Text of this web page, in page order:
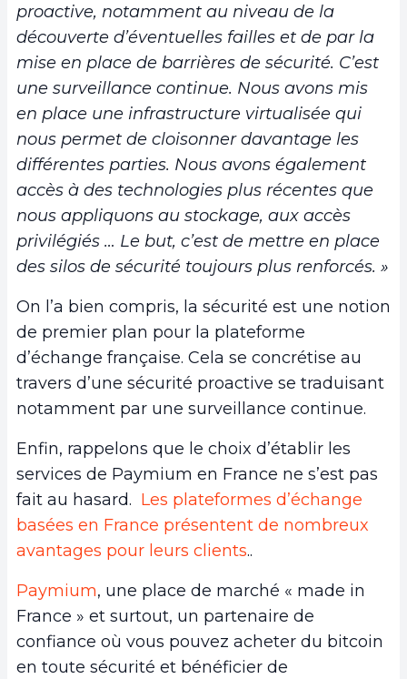
proactive, notamment au niveau de la
découverte d’éventuelles failles et de par la
mise en place de barrières de sécurité. C’est
une surveillance continue. Nous avons mis
en place une infrastructure virtualisée qui
nous permet de cloisonner davantage les
différentes parties. Nous avons également
accès à des technologies plus récentes que
nous appliquons au stockage, aux accès
privilégiés … Le but, c’est de mettre en place
des silos de sécurité toujours plus renforcés. »
On l’a bien compris, la sécurité est une notion
de premier plan pour la plateforme
d’échange française. Cela se concrétise au
travers d’une sécurité proactive se traduisant
notamment par une surveillance continue.
Enfin, rappelons que le choix d’établir les
services de Paymium en France ne s’est pas
fait au hasard. Les plateformes d’échange
basées en France présentent de nombreux
avantages pour leurs clients..
Paymium, une place de marché « made in
France » et surtout, un partenaire de
confiance où vous pouvez acheter du bitcoin
en toute sécurité et bénéficier de